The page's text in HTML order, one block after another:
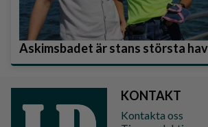
Askimsbadet är stans största
KONTAKT
Kontakta oss